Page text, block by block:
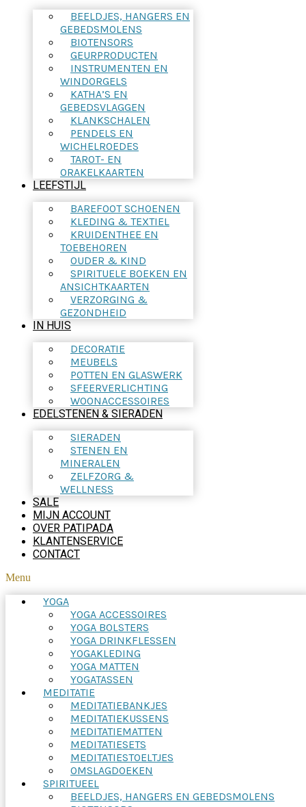
BEELDJES, HANGERS EN
GEBEDSMOLENS
BIOTENSORS
GEURPRODUCTEN
INSTRUMENTEN EN
WINDORGELS
KATHA’S EN
GEBEDSVLAGGEN
KLANKSCHALEN
PENDELS EN
WICHELROEDES
TAROT- EN
ORAKELKAARTEN
LEEFSTIJL
BAREFOOT SCHOENEN
KLEDING & TEXTIEL
KRUIDENTHEE EN
TOEBEHOREN
OUDER & KIND
SPIRITUELE BOEKEN EN
ANSICHTKAARTEN
VERZORGING &
GEZONDHEID
IN HUIS
DECORATIE
MEUBELS
POTTEN EN GLASWERK
SFEERVERLICHTING
WOONACCESSOIRES
EDELSTENEN & SIERADEN
SIERADEN
STENEN EN
MINERALEN
ZELFZORG &
WELLNESS
SALE
MIJN ACCOUNT
OVER PATIPADA
KLANTENSERVICE
CONTACT
Menu
YOGA
YOGA ACCESSOIRES
YOGA BOLSTERS
YOGA DRINKFLESSEN
YOGAKLEDING
YOGA MATTEN
YOGATASSEN
MEDITATIE
MEDITATIEBANKJES
MEDITATIEKUSSENS
MEDITATIEMATTEN
MEDITATIESETS
MEDITATIESTOELTJES
OMSLAGDOEKEN
SPIRITUEEL
BEELDJES, HANGERS EN GEBEDSMOLENS